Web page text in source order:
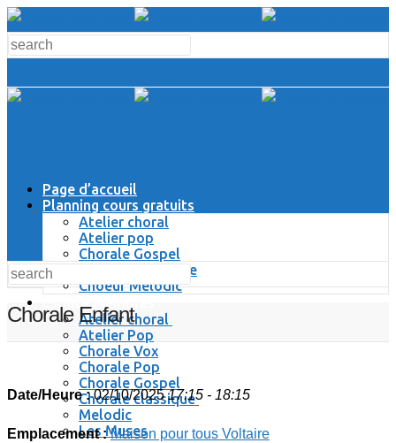
Page d’accueil
Planning cours gratuits
Atelier choral
Atelier pop
Chorale Gospel
Chorale Classique
Choeur Melodic
Atelier choral
Atelier Pop
Chorale Vox
Chorale Pop
Chorale Gospel
Chorale classique
Melodic
Les Muses
Chorale Enfant
Date/Heure :02/10/202517:15 - 18:15
Emplacement : Maison pour tous Voltaire